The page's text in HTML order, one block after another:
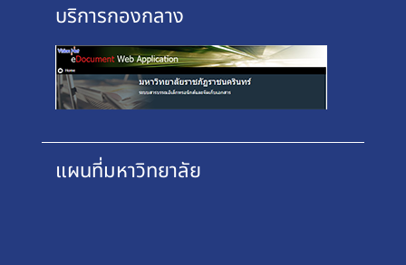
บริการกองกลาง
แผนที่มหาวิทยาลัย